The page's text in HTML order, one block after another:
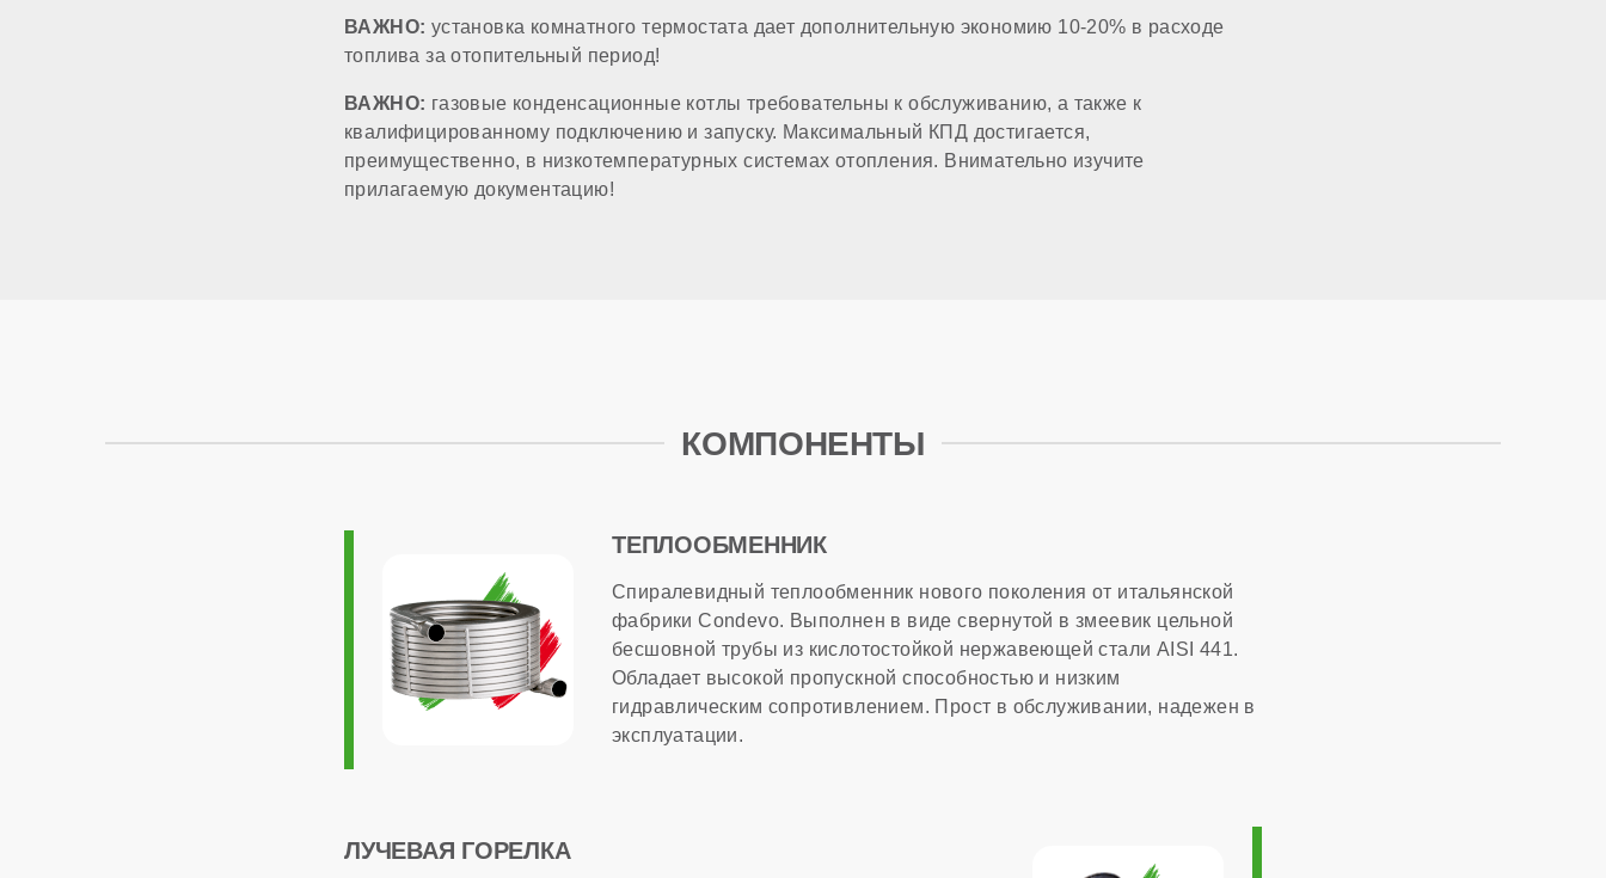
Напряжение электропитания
Возможность подключения комнатного термостата
Страна производства
Расчетный срок службы 10 лет
400x727x324 мм
ВАЖНО: установка комнатного термостата дает дополнительную экономию 10-20% в расходе
топлива за отопительный период!
ВАЖНО: газовые конденсационные котлы требовательны к обслуживанию, а также к
квалифицированному подключению и запуску. Максимальный КПД достигается,
преимущественно, в низкотемпературных системах отопления. Внимательно изучите
прилагаемую документацию!
КОМПОНЕНТЫ
ТЕПЛООБМЕННИК
Спиралевидный теплообменник нового поколения от итальянской
фабрики Condevo. Выполнен в виде свернутой в змеевик цельной
бесшовной трубы из кислотостойкой нержавеющей стали AISI 441.
Обладает высокой пропускной способностью и низким
гидравлическим сопротивлением. Прост в обслуживании, надежен в
эксплуатации.
ЛУЧЕВАЯ ГОРЕЛКА